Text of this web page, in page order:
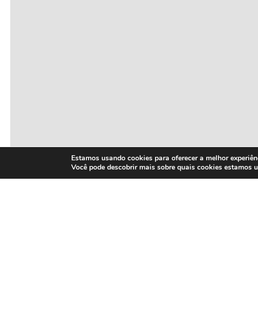
Estamos usando cookies para oferecer a melhor
Você pode descobrir mais sobre quais cookies